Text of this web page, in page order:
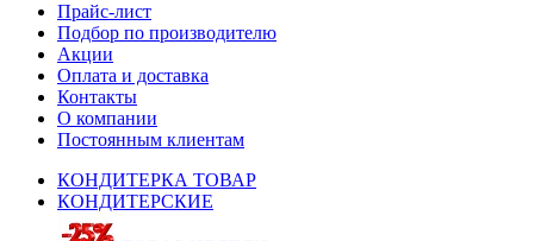
Прайс-лист
Подбор по производителю
Акции
Оплата и доставка
Контакты
О компании
Постоянным клиентам
КОНДИТЕРКА ТОВАР
КОНДИТЕРСКИЕ